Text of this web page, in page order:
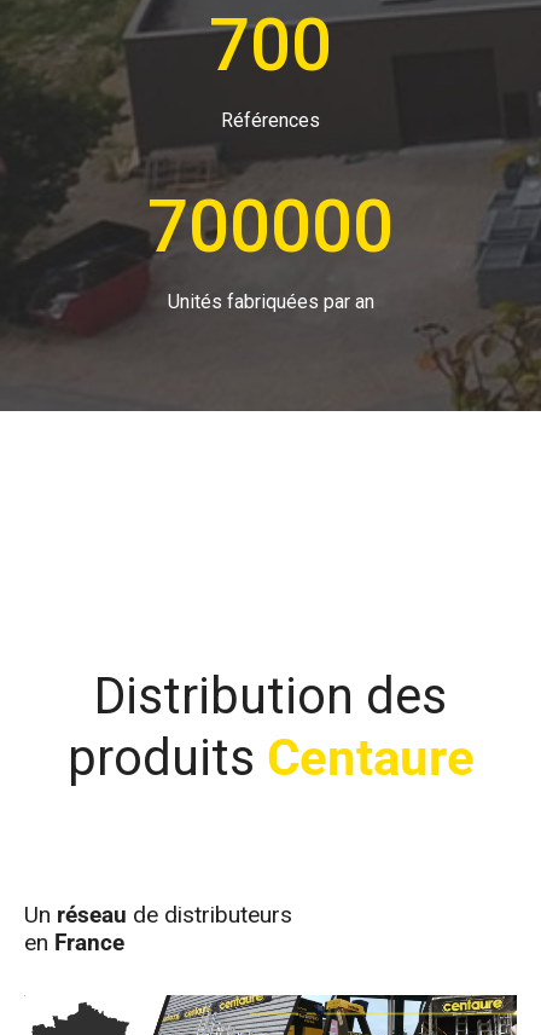
700
Références
700000
Unités fabriquées par an
Distribution des
produits Centaure
Un réseau de distributeurs
en France